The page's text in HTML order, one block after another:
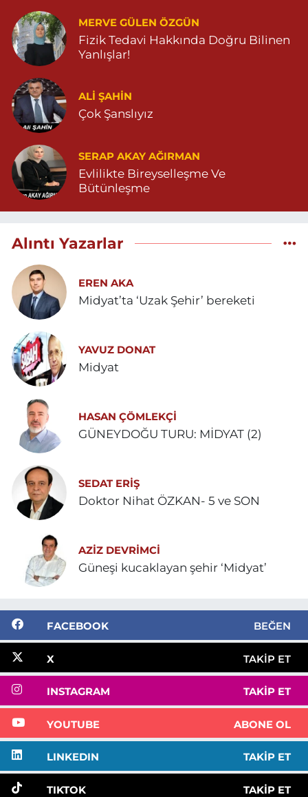
MERVE GÜLEN ÖZGÜN
Fizik Tedavi Hakkında Doğru Bilinen
Yanlışlar!
ALI ŞAHİN
Çok Şanslıyız
SERAP AKAY AĞIRMAN
Evlilikte Bireyselleşme Ve
Bütünleşme
Alıntı Yazarlar
EREN AKA
Midyat’ta ‘Uzak Şehir’ bereketi
YAVUZ DONAT
Midyat
HASAN ÇÖMLEKÇİ
GÜNEYDOĞU TURU: MİDYAT (2)
SEDAT ERİŞ
Doktor Nihat ÖZKAN- 5 ve SON
AZIZ DEVRIMCI
Güneşi kucaklayan şehir ‘Midyat’
FACEBOOK BEĞEN
X TAKIP ET
INSTAGRAM TAKIP ET
YOUTUBE ABONE OL
LINKEDIN TAKIP ET
TIKTOK TAKIP ET